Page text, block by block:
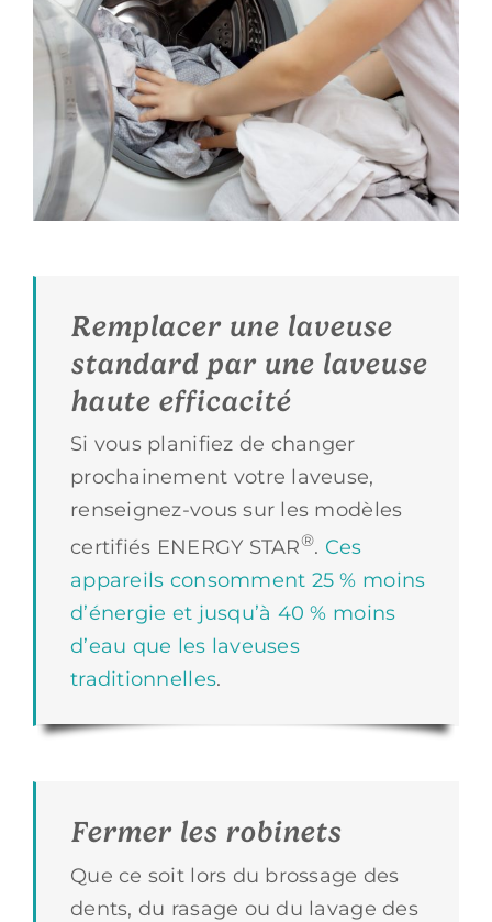
Remplacer une laveuse
standard par une laveuse
haute efficacité
Si vous planifiez de changer
prochainement votre laveuse,
renseignez-vous sur les modèles
certifiés ENERGY STAR®. Ces
appareils consomment 25 % moins
d’énergie et jusqu’à 40 % moins
d’eau que les laveuses
traditionnelles.
Fermer les robinets
Que ce soit lors du brossage des
dents, du rasage ou du lavage des